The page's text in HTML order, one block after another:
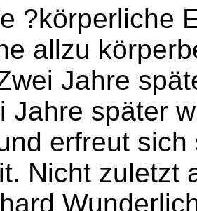
?körperliche
allzu
Jahre
Jahre später
erfreut
Nicht zuletzt